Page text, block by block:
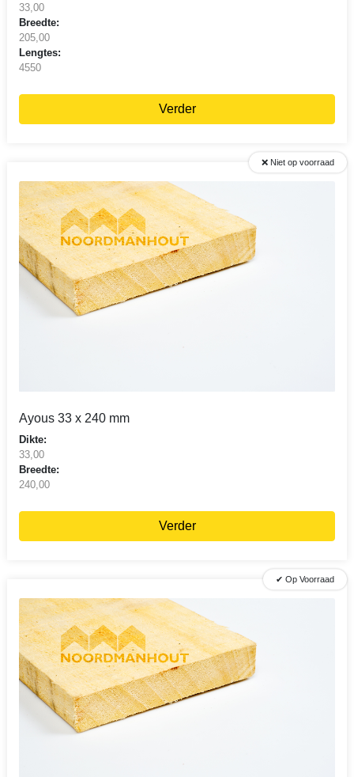
33,00
Breedte:
205,00
Lengtes:
4550
Verder
❌ Niet op voorraad
Ayous 33 x 240 mm
Dikte:
33,00
Breedte:
240,00
Verder
✔ Op Voorraad